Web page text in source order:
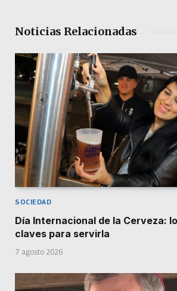
Noticias Relacionadas
SOCIEDAD
Día Internacional de la Cerveza:
claves para servirla
7 agosto 2026